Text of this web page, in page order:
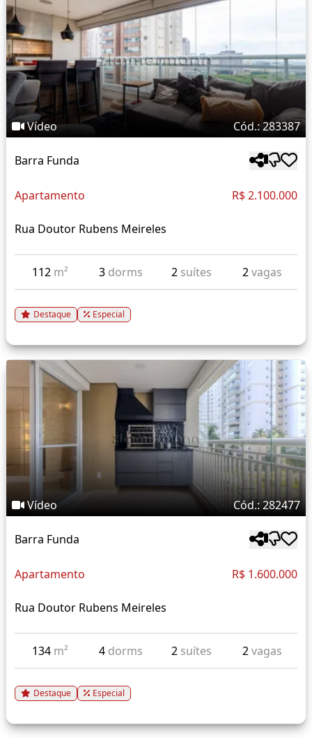
Vídeo Cód.: 283387
Barra Funda
Apartamento R$ 2.100.000
Rua Doutor Rubens Meireles
112 m² 3 dorms 2 suítes 2vagas
Destaque Especial
Vídeo Cód.: 282477
Barra Funda
Apartamento R$ 1.600.000
Rua Doutor Rubens Meireles
134 m² 4 dorms 2 suítes 2vagas
Destaque Especial